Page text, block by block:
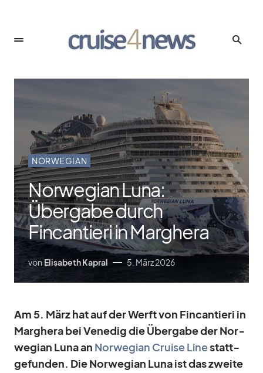
NORWEGIAN
Norwegian Luna:
Übergabe durch
Fincantieri in Marghera
von Elisabeth Kapral 5. März 2026
Am 5. März hat auf der Werft von Fin­can­tieri in
Mar­ghera bei Ve­ne­dig die Über­gabe der Nor­
we­gian Luna an Nor­we­gian Cruise Linestatt­
ge­fun­den. Die Nor­we­gian Luna ist das zweite